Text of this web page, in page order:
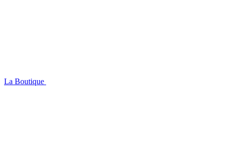
La Boutique